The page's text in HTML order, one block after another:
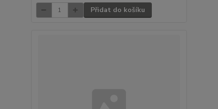
Přidat do košíku